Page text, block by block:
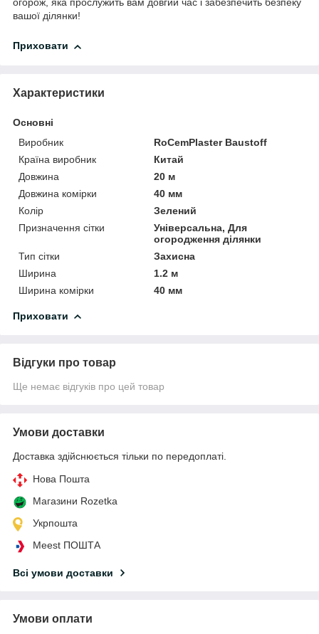
огорож, яка прослужить вам довгий час і забезпечить безпеку
вашої ділянки!
Приховати
Характеристики
Основні
Виробник
RoCemPlaster Baustoff
Країна виробник
Китай
Довжина
20 м
Довжина комірки
40 мм
Колір
Зелений
Призначення сітки
Універсальна, Для
огородження ділянки
Тип сітки
Захисна
Ширина
1.2 м
Ширина комірки
40 мм
Приховати
Відгуки про товар
Ще немає відгуків про цей товар
Умови доставки
Доставка здійснюється тільки по передоплаті.
Нова Пошта
Магазини Rozetka
Укрпошта
Meest ПОШТА
Всі умови доставки
Умови оплати